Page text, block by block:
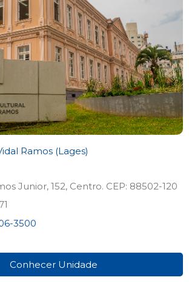
Ramos (Lages)
Junior, 152, Centro. CEP: 88502-120
3500
Conhecer Unidade